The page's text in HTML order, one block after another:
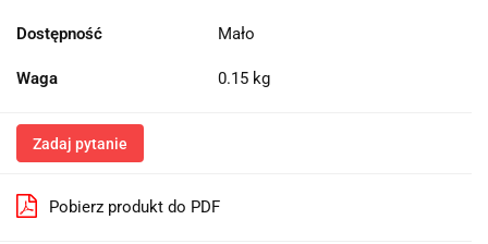
Dostępność Mało
Waga 0.15 kg
Zadaj pytanie
Pobierz produkt do PDF